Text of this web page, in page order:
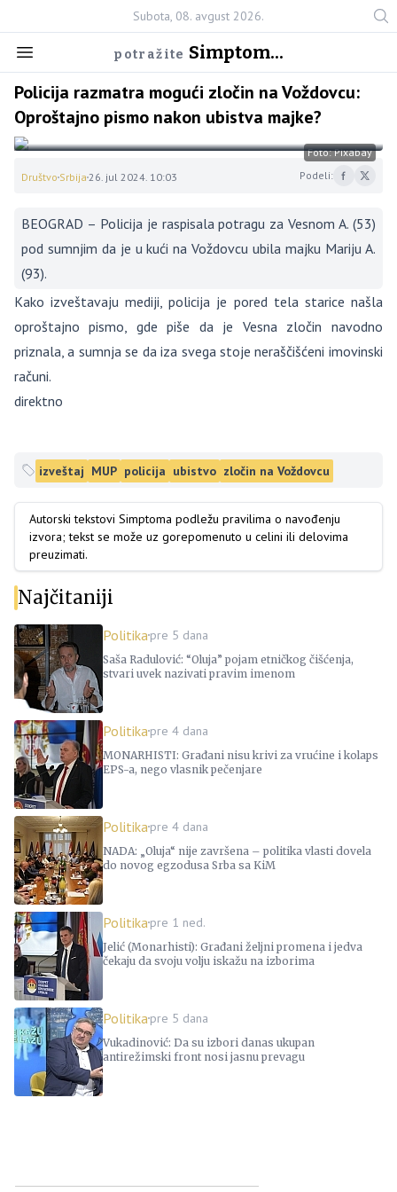
Subota, 08. avgust 2026.
potražite Simptom...
Policija razmatra mogući zločin na Voždovcu:
Oproštajno pismo nakon ubistva majke?
Foto: Pixabay
Društvo Srbija 26. jul 2024. 10:03 Podeli:
BEOGRAD – Policija je raspisala potragu za Vesnom A. (53)
pod sumnjim da je u kući na Voždovcu ubila majku Mariju A.
(93).
Kako izveštavaju mediji, policija je pored tela starice našla
oproštajno pismo, gde piše da je Vesna zločin navodno
priznala, a sumnja se da iza svega stoje neraščišćeni imovinski
računi.
direktno
izveštaj MUP policija ubistvo zločin na Voždovcu
Autorski tekstovi Simptoma podležu pravilima o navođenju
izvora; tekst se može uz gorepomenuto u celini ili delovima
preuzimati.
Najčitaniji
Politikapre 5 dana
Saša Radulović: “Oluja” pojam etničkog čišćenja,
stvari uvek nazivati pravim imenom
Politikapre 4 dana
MONARHISTI: Građani nisu krivi za vrućine i kolaps
EPS-a, nego vlasnik pečenjare
Politikapre 4 dana
NADA: „Oluja“ nije završena – politika vlasti dovela
do novog egzodusa Srba sa KiM
Politikapre 1 ned.
Jelić (Monarhisti): Građani željni promena i jedva
čekaju da svoju volju iskažu na izborima
Politikapre 5 dana
Vukadinović: Da su izbori danas ukupan
antirežimski front nosi jasnu prevagu